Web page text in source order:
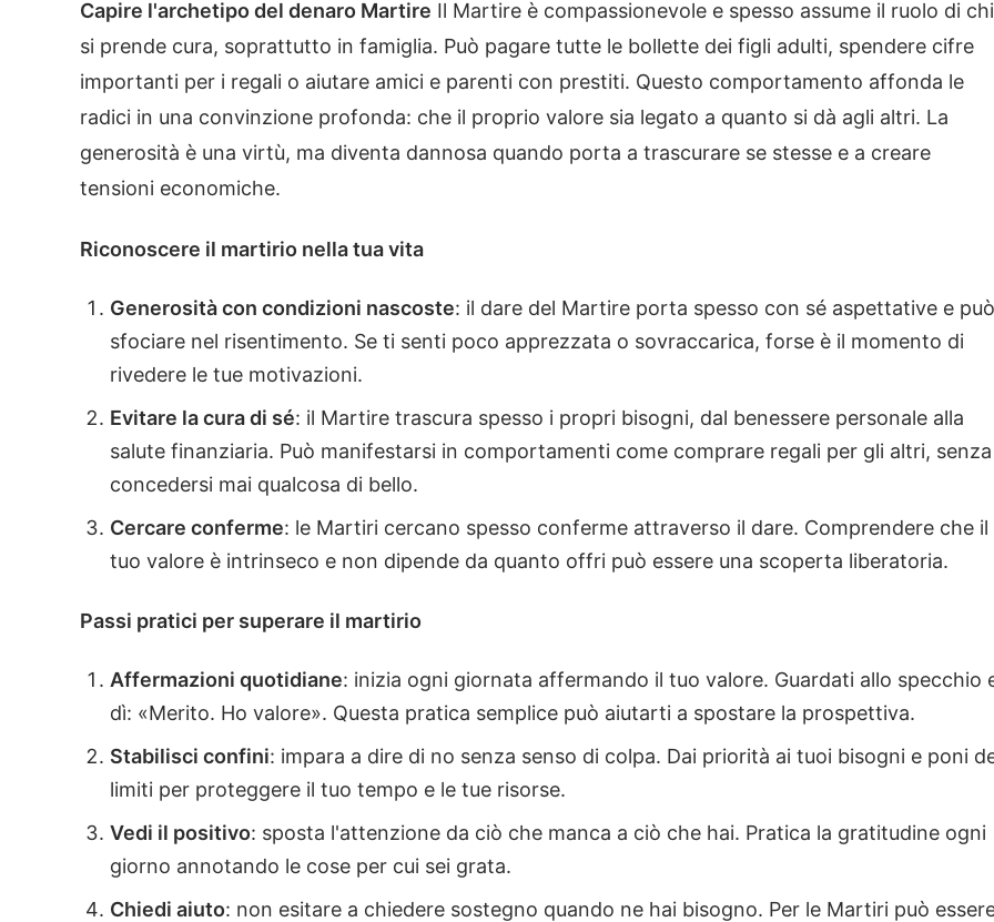
Capire l'archetipo del denaro Martire Il Martire è compassionevole e spesso assume il ruolo di chi
si prende cura, soprattutto in famiglia. Può pagare tutte le bollette dei figli adulti, spendere cifre
importanti per i regali o aiutare amici e parenti con prestiti. Questo comportamento affonda le
radici in una convinzione profonda: che il proprio valore sia legato a quanto si dà agli altri. La
generosità è una virtù, ma diventa dannosa quando porta a trascurare se stesse e a creare
tensioni economiche.
Riconoscere il martirio nella tua vita
Generosità con condizioni nascoste: il dare del Martire porta spesso con sé aspettative e può
sfociare nel risentimento. Se ti senti poco apprezzata o sovraccarica, forse è il momento di
rivedere le tue motivazioni.
Evitare la cura di sé: il Martire trascura spesso i propri bisogni, dal benessere personale alla
salute finanziaria. Può manifestarsi in comportamenti come comprare regali per gli altri, senza
concedersi mai qualcosa di bello.
Cercare conferme: le Martiri cercano spesso conferme attraverso il dare. Comprendere che il
tuo valore è intrinseco e non dipende da quanto offri può essere una scoperta liberatoria.
Passi pratici per superare il martirio
Affermazioni quotidiane: inizia ogni giornata affermando il tuo valore. Guardati allo specchio
dì: «Merito. Ho valore». Questa pratica semplice può aiutarti a spostare la prospettiva.
Stabilisci confini: impara a dire di no senza senso di colpa. Dai priorità ai tuoi bisogni e poni
limiti per proteggere il tuo tempo e le tue risorse.
Vedi il positivo: sposta l'attenzione da ciò che manca a ciò che hai. Pratica la gratitudine ogni
giorno annotando le cose per cui sei grata.
Chiedi aiuto: non esitare a chiedere sostegno quando ne hai bisogno. Per le Martiri può